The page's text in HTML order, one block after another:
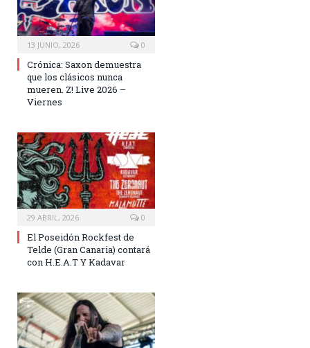
13 JUNIO, 2026 0
Crónica: Saxon demuestra
que los clásicos nunca
mueren. Z! Live 2026 –
Viernes
29 ABRIL, 2026 0
El Poseidón Rockfest de
Telde (Gran Canaria) contará
con H.E.A.T Y Kadavar